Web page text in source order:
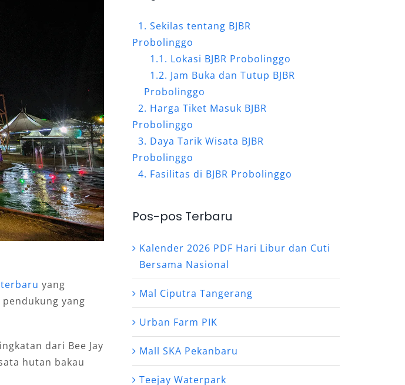
yang
yang
dari Bee Jay
hutan bakau
Sekilas tentang BJBR
Probolinggo
Lokasi BJBR Probolinggo
Jam Buka dan Tutup BJBR
Probolinggo
Harga Tiket Masuk BJBR
Probolinggo
Daya Tarik Wisata BJBR
Probolinggo
Fasilitas di BJBR Probolinggo
Pos-pos Terbaru
Kalender 2026 PDF Hari Libur dan Cuti
Bersama Nasional
Mal Ciputra Tangerang
Urban Farm PIK
Mall SKA Pekanbaru
Teejay Waterpark